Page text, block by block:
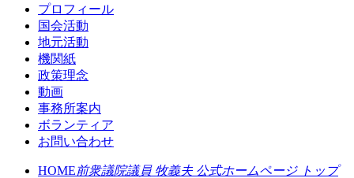
プロフィール
国会活動
地元活動
機関紙
政策理念
動画
事務所案内
ボランティア
お問い合わせ
HOME前衆議院議員 牧義夫 公式ホームページ トップ